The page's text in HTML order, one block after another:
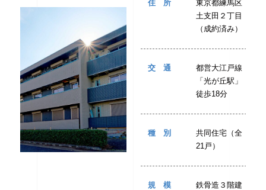
住所
東京都練馬区
土支田２丁目
（成約済み）
交通
都営大江戸線
「光が丘駅」
徒歩18分
種別
共同住宅（全
21戸）
規模 鉄骨造３階建